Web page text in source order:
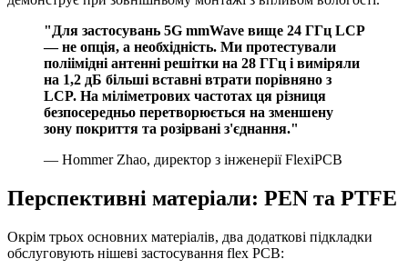
"Для застосувань 5G mmWave вище 24 ГГц LCP
— не опція, а необхідність. Ми протестували
поліімідні антенні решітки на 28 ГГц і виміряли
на 1,2 дБ більші вставні втрати порівняно з
LCP. На міліметрових частотах ця різниця
безпосередньо перетворюється на зменшену
зону покриття та розірвані з'єднання."
— Hommer Zhao, директор з інженерії FlexiPCB
Перспективні матеріали: PEN та PTFE
Окрім трьох основних матеріалів, два додаткові підкладки
обслуговують нішеві застосування flex PCB: